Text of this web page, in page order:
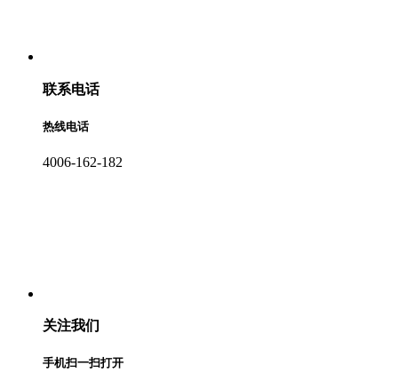
联系电话
热线电话
4006-162-182
关注我们
手机扫一扫打开